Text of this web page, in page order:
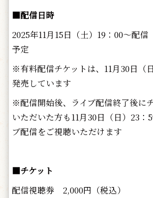
■配信日時
2025年11月15日（土）19：00～配
予定
※有料配信チケットは、11月30日（
発売しています
※配信開始後、ライブ配信終了後に
いただいた方も11月30日（日）23：
ブ配信をご視聴いただけます
■チケット
配信視聴券 2,000円（税込）